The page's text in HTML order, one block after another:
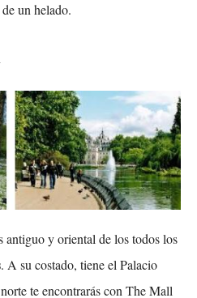
un helado.
antiguo y oriental de los todos los
. A su costado, tiene el Palacio
te encontrarás con The Mall